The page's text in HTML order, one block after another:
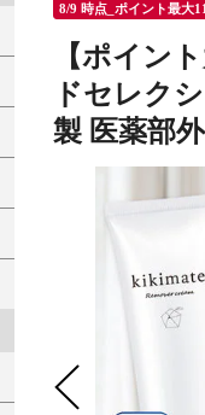
8/9 時点_ポイント最大
【ポイン
ドセレク
製 医薬部